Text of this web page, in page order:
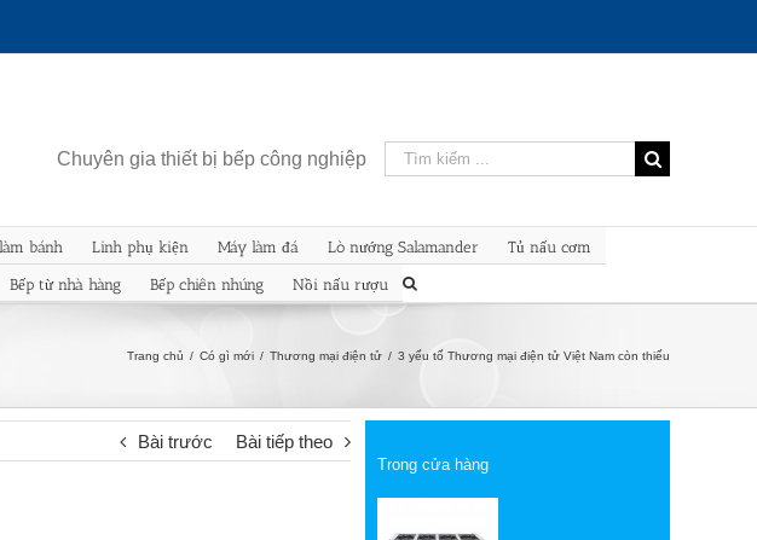
Kết
quả
kiếm
cho:
Chuyên gia thiết bị bếp công nghiệp
bánh Linh phụ kiện Máy làm đá Lò nướng Salamander Tủ nấu cơm
Bếp từ nhà hàng Bếp chiên nhúng Nồi nấu rượu
Trang chủ / Có gì mới / Thương mại điện tử / 3 yếu tố Thương mại điện tử Việt Nam còn thiếu
Bài trước Bài tiếp theo
Trong cửa hàng